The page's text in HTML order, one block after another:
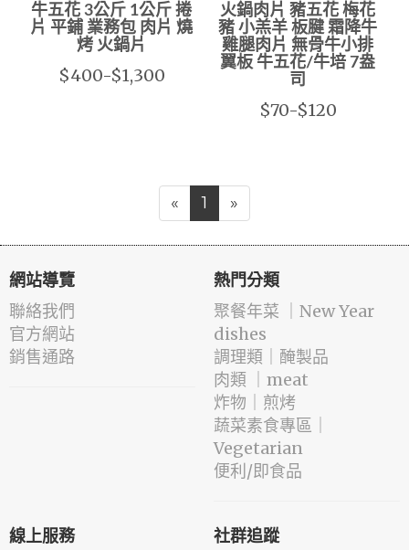
牛五花 3公斤 1公斤 捲
片 平鋪 業務包 肉片 燒
烤 火鍋片
$400-$1,300
火鍋肉片 豬五花 梅花
豬 小羔羊 板腱 霜降牛
雞腿肉片 無骨牛小排
翼板 牛五花/牛培 7盎
司
$70-$120
« 1 »
網站導覽
聯絡我們
官方網站
銷售通路
熱門分類
️聚餐年菜 ｜New Year
dishes
️調理類｜醃製品
肉類 ｜meat
️炸物｜煎烤
蔬菜素食專區｜
Vegetarian
便利/即食品
線上服務 社群追蹤